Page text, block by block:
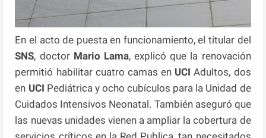
En el acto de puesta en funcionamiento, el titular del
SNS, doctor Mario Lama, explicó que la renovación
permitió habilitar cuatro camas en UCI Adultos, dos
en UCI Pediátrica y ocho cubículos para la Unidad de
Cuidados Intensivos Neonatal. También aseguró que
las nuevas unidades vienen a ampliar la cobertura de